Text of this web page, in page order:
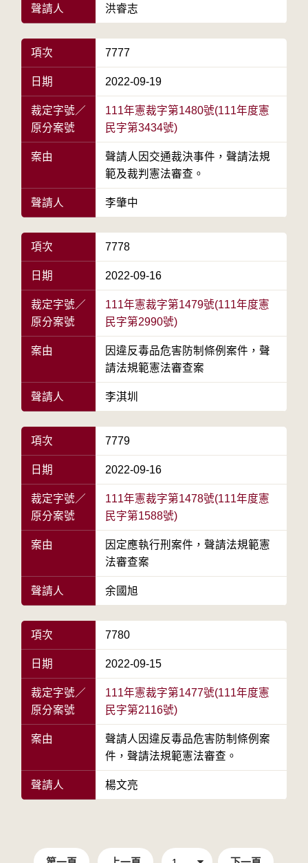
聲請人 洪睿志
項次 7777
日期 2022-09-19
裁定字號／
原分案號
111年憲裁字第1480號(111年度憲
民字第3434號)
案由
聲請人因交通裁決事件，聲請法規
範及裁判憲法審查。
聲請人 李肇中
項次 7778
日期 2022-09-16
裁定字號／
原分案號
111年憲裁字第1479號(111年度憲
民字第2990號)
案由
因違反毒品危害防制條例案件，聲
請法規範憲法審查案
聲請人 李淇圳
項次 7779
日期 2022-09-16
裁定字號／
原分案號
111年憲裁字第1478號(111年度憲
民字第1588號)
案由
因定應執行刑案件，聲請法規範憲
法審查案
聲請人 余國旭
項次 7780
日期 2022-09-15
裁定字號／
原分案號
111年憲裁字第1477號(111年度憲
民字第2116號)
案由
聲請人因違反毒品危害防制條例案
件，聲請法規範憲法審查。
聲請人 楊文亮